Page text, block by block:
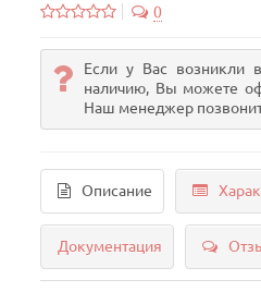
0
Если у Вас возникли
наличию, Вы можете
Наш менеджер
Описание
Документация